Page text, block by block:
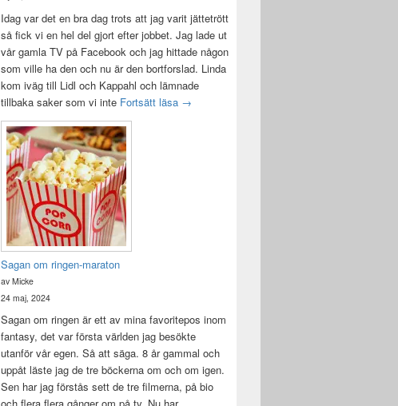
Idag var det en bra dag trots att jag varit jättetrött
så fick vi en hel del gjort efter jobbet. Jag lade ut
vår gamla TV på Facebook och jag hittade någon
som ville ha den och nu är den bortforslad. Linda
kom iväg till Lidl och Kappahl och lämnade
tillbaka saker som vi inte Fortsätt läsa Idag var det en bra dag
→
Sagan om ringen-maraton
av Micke
24 maj, 2024
Sagan om ringen är ett av mina favoritepos inom
fantasy, det var första världen jag besökte
utanför vår egen. Så att säga. 8 år gammal och
uppåt läste jag de tre böckerna om och om igen.
Sen har jag förstås sett de tre filmerna, på bio